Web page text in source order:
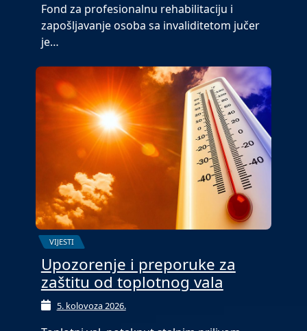
Fond za profesionalnu rehabilitaciju i
zapošljavanje osoba sa invaliditetom jučer
je…
VIJESTI
Upozorenje i preporuke za
zaštitu od toplotnog vala
5. kolovoza 2026.